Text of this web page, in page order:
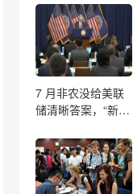
作与链上 9:1 归属
说起
7 月非农没给美联
储清晰答案，“新美
是否加息还得看通
胀